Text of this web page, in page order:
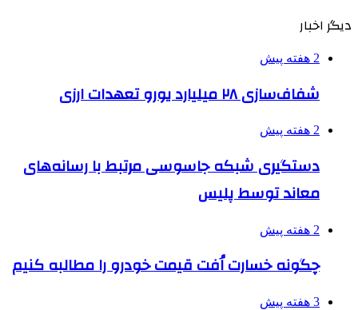
دیگر اخبار
2 هفته پیش
شفاف‌سازی ۲۸ میلیارد یورو تعهدات ارزی
2 هفته پیش
دستگیری شبکه جاسوسی مرتبط با رسانه‌های
معاند توسط پلیس
2 هفته پیش
چگونه خسارت اُفت قیمت خودرو را مطالبه کنیم
3 هفته پیش